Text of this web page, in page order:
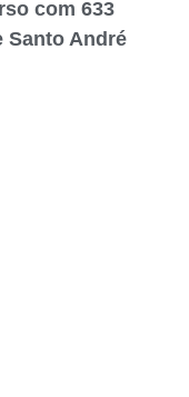
com 633
Santo André